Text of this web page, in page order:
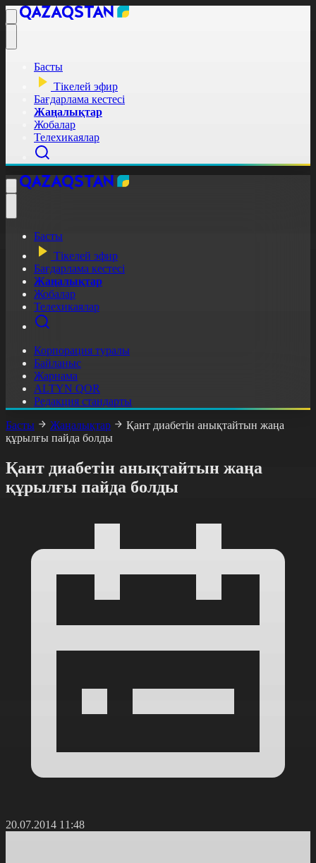
Басты
Тікелей эфир
Бағдарлама кестесі
Жаңалықтар
Жобалар
Телехикаялар
Басты
Тікелей эфир
Бағдарлама кестесі
Жаңалықтар
Жобалар
Телехикаялар
Корпорация туралы
Байланыс
Жарнама
ALTYN QOR
Редакция стандарты
Басты
Жаңалықтар
Қант диабетін анықтайтын жаңа
құрылғы пайда болды
Қант диабетін анықтайтын жаңа
құрылғы пайда болды
20.07.2014 11:48